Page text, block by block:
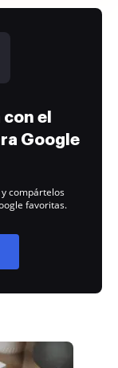
el
Google
compártelos
favoritas.